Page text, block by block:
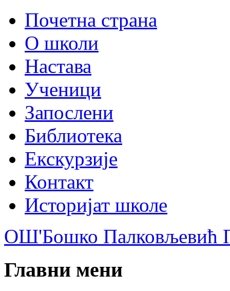
Почетна страна
О школи
Настава
Ученици
Запослени
Библиотека
Екскурзије
Контакт
Историјат школе
ОШ'Бошко Палковљевић
Главни мени